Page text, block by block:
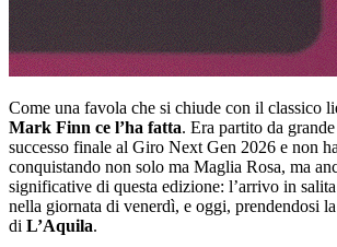
Come una favola che si chiude con il classico
Mark Finn ce l’ha fatta. Era partito da
successo finale al Giro Next Gen 2026 e non
conquistando non solo ma Maglia Rosa, ma
significative di questa edizione: l’arrivo in
nella giornata di venerdì, e oggi, prendendosi
di L’Aquila.